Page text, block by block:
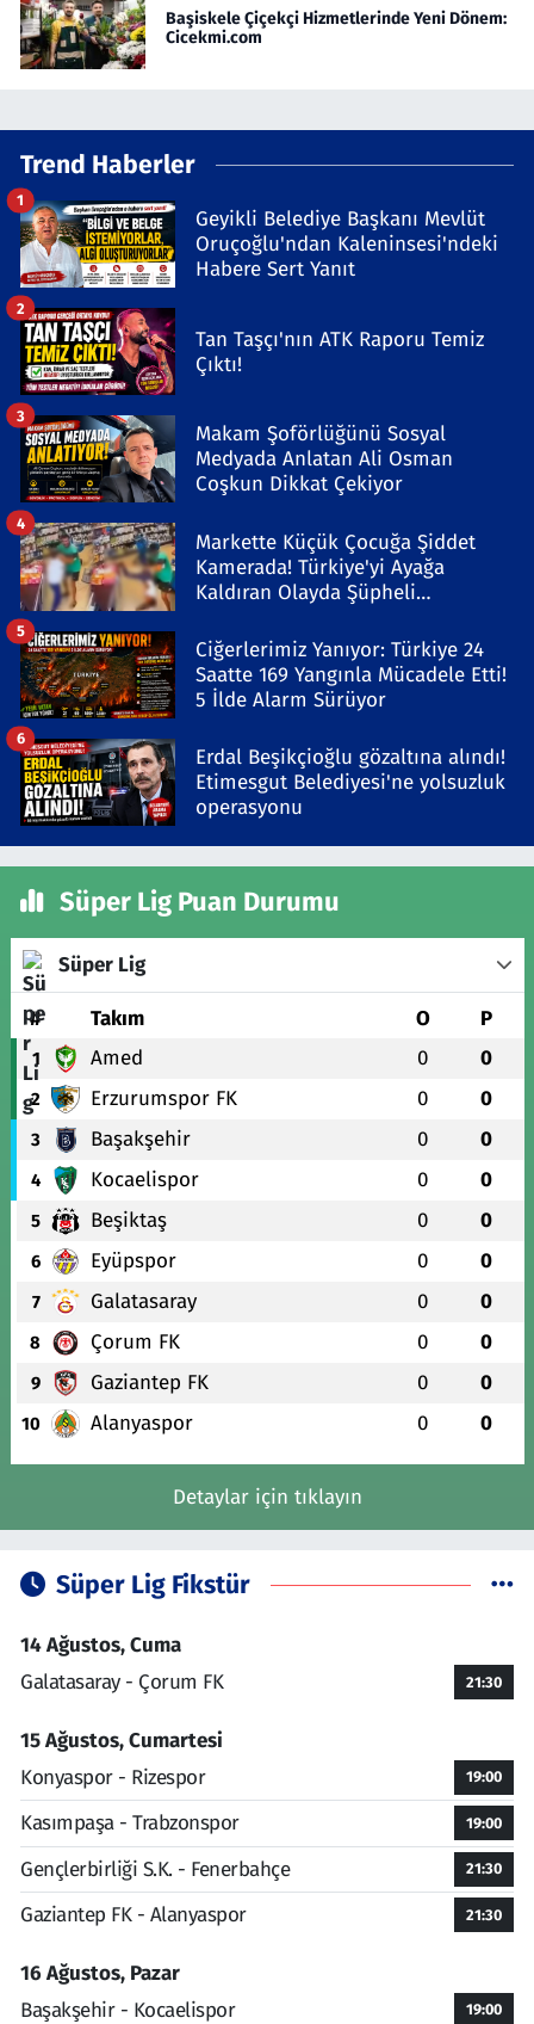
Başiskele Çiçekçi Hizmetlerinde Yeni Dönem:
Cicekmi.com
Trend Haberler
Geyikli Belediye Başkanı Mevlüt
Oruçoğlu'ndan Kaleninsesi'ndeki
Habere Sert Yanıt
1
Tan Taşçı'nın ATK Raporu Temiz
Çıktı!
2
Makam Şoförlüğünü Sosyal
Medyada Anlatan Ali Osman
Coşkun Dikkat Çekiyor
3
Markette Küçük Çocuğa Şiddet
Kamerada! Türkiye'yi Ayağa
Kaldıran Olayda Şüpheli
4
Ciğerlerimiz Yanıyor: Türkiye 24
Saatte 169 Yangınla Mücadele Etti!
5 İlde Alarm Sürüyor
5
Erdal Beşikçioğlu gözaltına alındı!
Etimesgut Belediyesi'ne yolsuzluk
operasyonu
6
Süper Lig Puan Durumu
Süper Lig
# Takım O P
1 Amed 0 0
2 Erzurumspor FK 0 0
3 Başakşehir 0 0
4 Kocaelispor 0 0
5 Beşiktaş 0 0
6 Eyüpspor 0 0
7 Galatasaray 0 0
8 Çorum FK 0 0
9 Gaziantep FK 0 0
10 Alanyaspor 0 0
Detaylar için tıklayın
Süper Lig Fikstür
14 Ağustos, Cuma
Galatasaray - Çorum FK
21:30
15 Ağustos, Cumartesi
Konyaspor - Rizespor
19:00
Kasımpaşa - Trabzonspor 19:00
Gençlerbirliği S.K. - Fenerbahçe 21:30
Gaziantep FK - Alanyaspor 21:30
16 Ağustos, Pazar
Başakşehir - Kocaelispor
19:00